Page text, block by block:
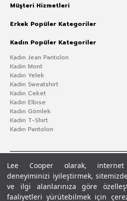
Lee Cooper olarak,
deneyiminizi iyileştirmek,
ve ilgi alanlarınıza göre
faaliyetleri yürütebilmek için
Müşteri Hizmetleri
Erkek Popüler Kategoriler
Kadın Popüler Kategoriler
Kadın Jean Pantolon
Kadın Mont
Kadın Yelek
Kadın Sweatshirt
Kadın Ceket
Kadın Elbise
Kadın Gömlek
Kadın T-Shirt
Kadın Pantolon